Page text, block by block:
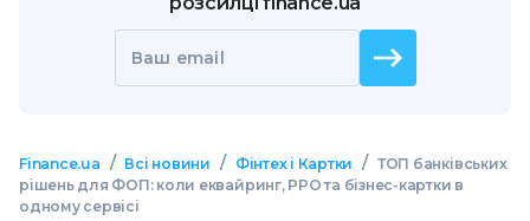
Ваш email
Finance.ua / Всі новини / Фінтех і Картки / ТОП банківських
рішень для ФОП: коли еквайринг, РРО та бізнес-картки в
одному сервісі